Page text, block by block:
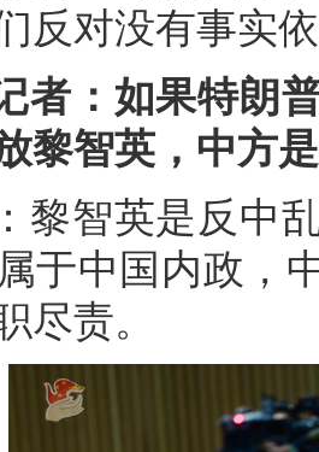
反对没有事实
者：如果特朗
黎智英，中方
黎智英是反中
于中国内政，
尽责。